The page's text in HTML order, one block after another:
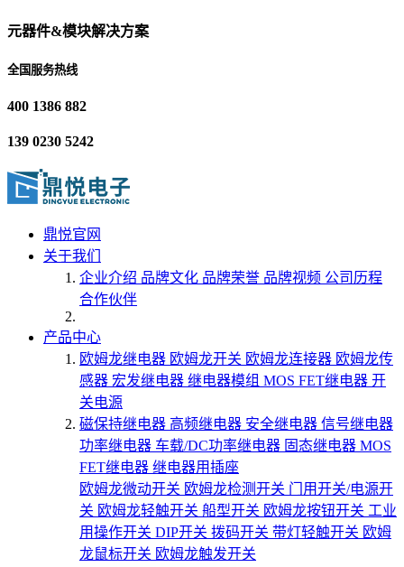
元器件&模块解决方案
全国服务热线
400 1386 882
139 0230 5242
鼎悦官网
关于我们
企业介绍 品牌文化 品牌荣誉 品牌视频 公司历程
合作伙伴
产品中心
欧姆龙继电器 欧姆龙开关 欧姆龙连接器 欧姆龙传
感器 宏发继电器 继电器模组 MOS FET继电器 开
关电源
磁保持继电器 高频继电器 安全继电器 信号继电器
功率继电器 车载/DC功率继电器 固态继电器 MOS
FET继电器 继电器用插座
欧姆龙微动开关 欧姆龙检测开关 门用开关/电源开
关 欧姆龙轻触开关 船型开关 欧姆龙按钮开关 工业
用操作开关 DIP开关 拨码开关 带灯轻触开关 欧姆
龙鼠标开关 欧姆龙触发开关